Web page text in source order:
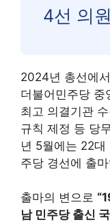
4선 의
2024년 총선에
더불어민주당 중
최고 의결기관
규칙 제정 등 당
년 5월에는 22대
주당 경선에 출
출마의 변으로
남 민주당 출신